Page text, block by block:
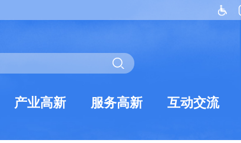
产业高新 服务高新 互动交流